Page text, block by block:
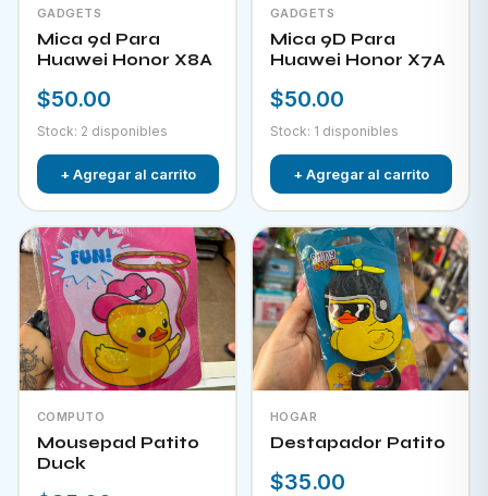
GADGETS
Mica 9d Para
Huawei Honor X8A
$50.00
Stock: 2 disponibles
+ Agregar al carrito
GADGETS
Mica 9D Para
Huawei Honor X7A
$50.00
Stock: 1 disponibles
+ Agregar al carrito
COMPUTO
Mousepad Patito
Duck
HOGAR
Destapador Patito
$35.00